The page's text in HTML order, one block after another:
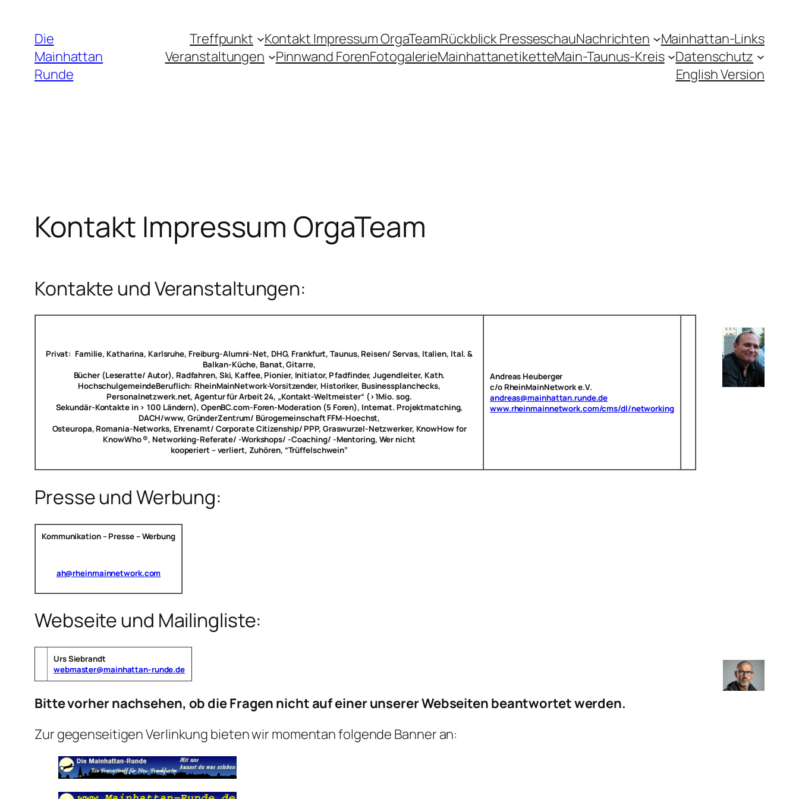
Inhalt
springen
Die
Mainhattan
Runde
Treffpunkt Kontakt Impressum OrgaTeamRückblick PresseschauNachrichten
Mainhattan-Links
Veranstaltungen
Pinnwand ForenFotogalerieMainhattanetiketteMain-Taunus-Kreis
Datenschutz
English Version
Kontakt Impressum OrgaTeam
Kontakte und Veranstaltungen:
Privat: Familie, Katharina, Karlsruhe, Freiburg-Alumni-Net, DHG, Frankfurt, Taunus, Reisen/ Servas, Italien, Ital. &
Balkan-Küche, Banat, Gitarre,
Bücher (Leseratte/ Autor), Radfahren, Ski, Kaffee, Pionier, Initiator, Pfadfinder, Jugendleiter, Kath.
HochschulgemeindeBeruflich: RheinMainNetwork-Vorsitzender, Historiker, Businessplanchecks,
Personalnetzwerk.net, Agentur für Arbeit 24, „Kontakt-Weltmeister“ (>1Mio. sog.
Sekundär-Kontakte in > 100 Ländern), OpenBC.com-Foren-Moderation (5 Foren), Internat. Projektmatching,
DACH/www, GründerZentrum/ Bürogemeinschaft FFM-Hoechst,
Osteuropa, Romania-Networks, Ehrenamt/ Corporate Citizenship/ PPP, Graswurzel-Netzwerker, KnowHow for
KnowWho ®, Networking-Referate/ -Workshops/ -Coaching/ -Mentoring, Wer nicht
kooperiert – verliert, Zuhören, “Trüffelschwein”
Andreas Heuberger
c/o RheinMainNetwork e.V.
andreas@mainhattan.runde.de
www.rheinmainnetwork.com/cms/dl/networking
Presse und Werbung:
Kommunikation – Presse – Werbung
ah@rheinmainnetwork.com
Webseite und Mailingliste:
Urs Siebrandt
webmaster@mainhattan-runde.de
Bitte vorher nachsehen, ob die Fragen nicht auf einer unserer Webseiten beantwortet werden.
Zur gegenseitigen Verlinkung bieten wir momentan folgende Banner an: